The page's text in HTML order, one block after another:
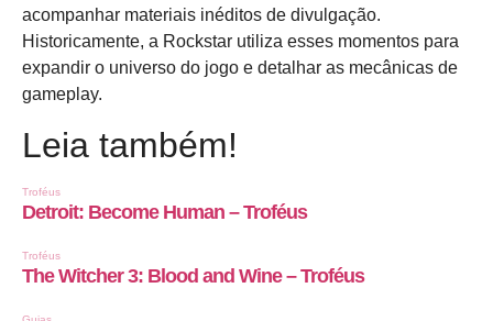
acompanhar materiais inéditos de divulgação.
Historicamente, a Rockstar utiliza esses momentos para
expandir o universo do jogo e detalhar as mecânicas de
gameplay.
Leia também!